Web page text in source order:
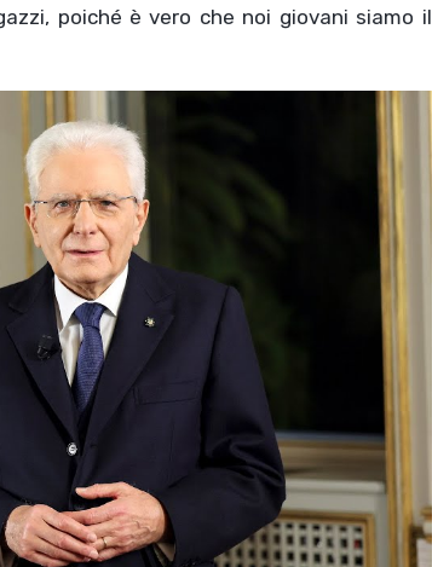
poiché è vero che noi giovani siamo il